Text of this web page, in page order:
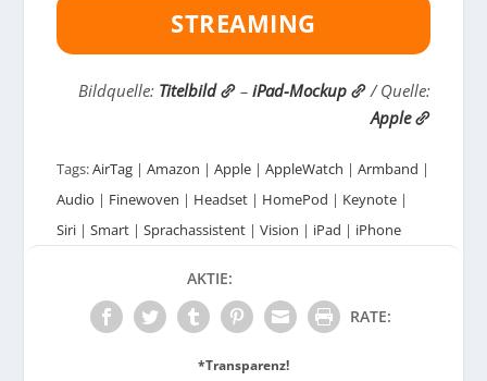
STREAMING
Bildquelle: Titelbild – iPad-Mockup
/ Quelle:
Apple
Tags:AirTag |Amazon |Apple |AppleWatch |Armband |
Audio | Finewoven | Headset | HomePod | Keynote |
Siri |Smart |Sprachassistent |Vision | iPad | iPhone
AKTIE:
RATE:
*Transparenz!